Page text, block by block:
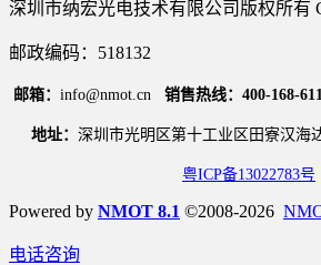
深圳市纳宏光电技术有限公司版权所有
邮政编码：518132
邮箱： info@nmot.cn 销售热线：400-168-
地址： 深圳市光明区第十工业区田寮汉海
粤ICP备13022783号
Powered by NMOT 8.1 ©2008-2026
电话咨询